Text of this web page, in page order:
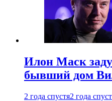
Илон Маск
бывший дом
2 года спустя2 года